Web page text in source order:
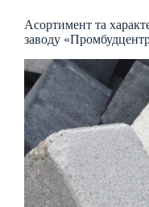
Асортимент та
заводу